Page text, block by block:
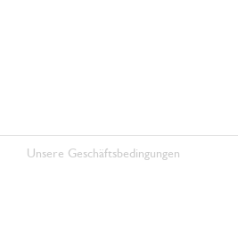
Unsere Geschäftsbedingungen